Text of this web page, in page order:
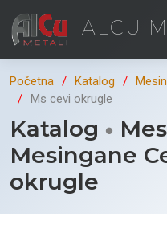
ALCU
Početna Katalog
Ms cevi okrugle
Katalog
Mesingane
okrugle